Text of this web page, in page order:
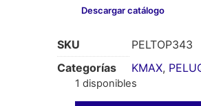
Descargar catálogo
SKU
PELTOP343
Categorías
KMAX,
1 disponibles